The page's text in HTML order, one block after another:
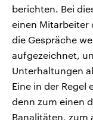
berichten. Bei
einen Mitarbeiter
die Gespräche
aufgezeichnet,
Unterhaltungen
Eine in der Regel
denn zum einen
Banalitäten, zum